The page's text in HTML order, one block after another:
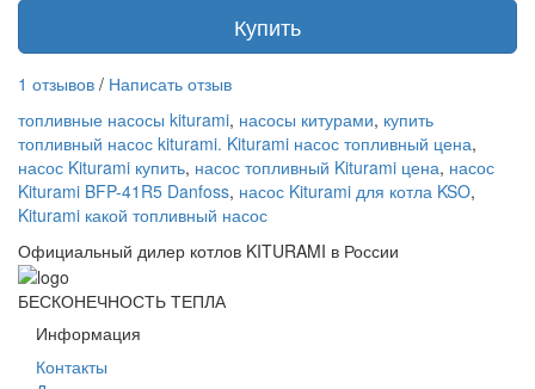
Купить
1 отзывов / Написать отзыв
топливные насосы kiturami, насосы китурами, купить
топливный насос kiturami. Kiturami насос топливный цена,
насос Kiturami купить, насос топливный Kiturami цена, насос
Kiturami BFP-41R5 Danfoss, насос Kiturami для котла KSO,
Kiturami какой топливный насос
Официальный дилер котлов KITURAMI в России
БЕСКОНЕЧНОСТЬ ТЕПЛА
Информация
Контакты